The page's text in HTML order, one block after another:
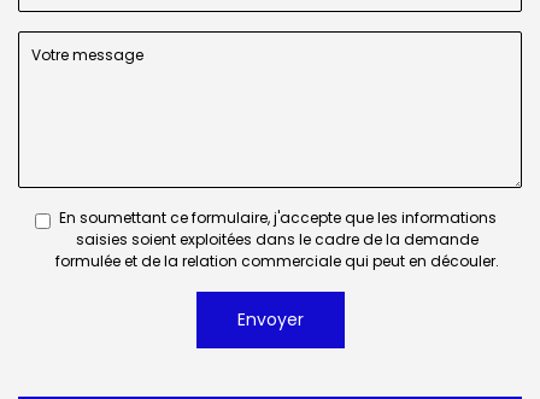
En soumettant ce formulaire, j'accepte que les informations
saisies soient exploitées dans le cadre de la demande
formulée et de la relation commerciale qui peut en découler.
Envoyer